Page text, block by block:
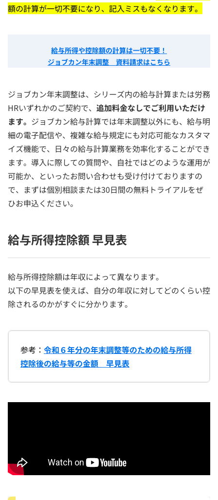
額の計算が一切不要になり、記入ミスもなくなります。
給与所得や控除額の計算は一切不要！
ジョブカン年末調整 資料請求はこちら
ジョブカン年末調整は、シリーズ内の給与計算または労務
HRいずれかのご契約で、 追加料金なしでご利用いただけ
ます。 ジョブカン給与計算では年末調整以外にも、給与明
細の電子配信や、複雑な給与規定にも対応可能なカスタマ
イズ機能で、日々の給与計算業務を効率化することができ
ます。導入に際しての質問や、自社ではどのような運用が
可能か、といったお問い合わせも受け付けておりますの
で、まずは個別相談または30日間の無料トライアルをぜ
ひお申込ください。
給与所得控除額 早見表
給与所得控除額は年収によって異なります。
以下の早見表を使えば、自分の年収に対してどのくらい控
除されるのかがすぐに分かります。
参考： 令和６年分の年末調整等のための給与所得
控除後の給与等の金額 早見表